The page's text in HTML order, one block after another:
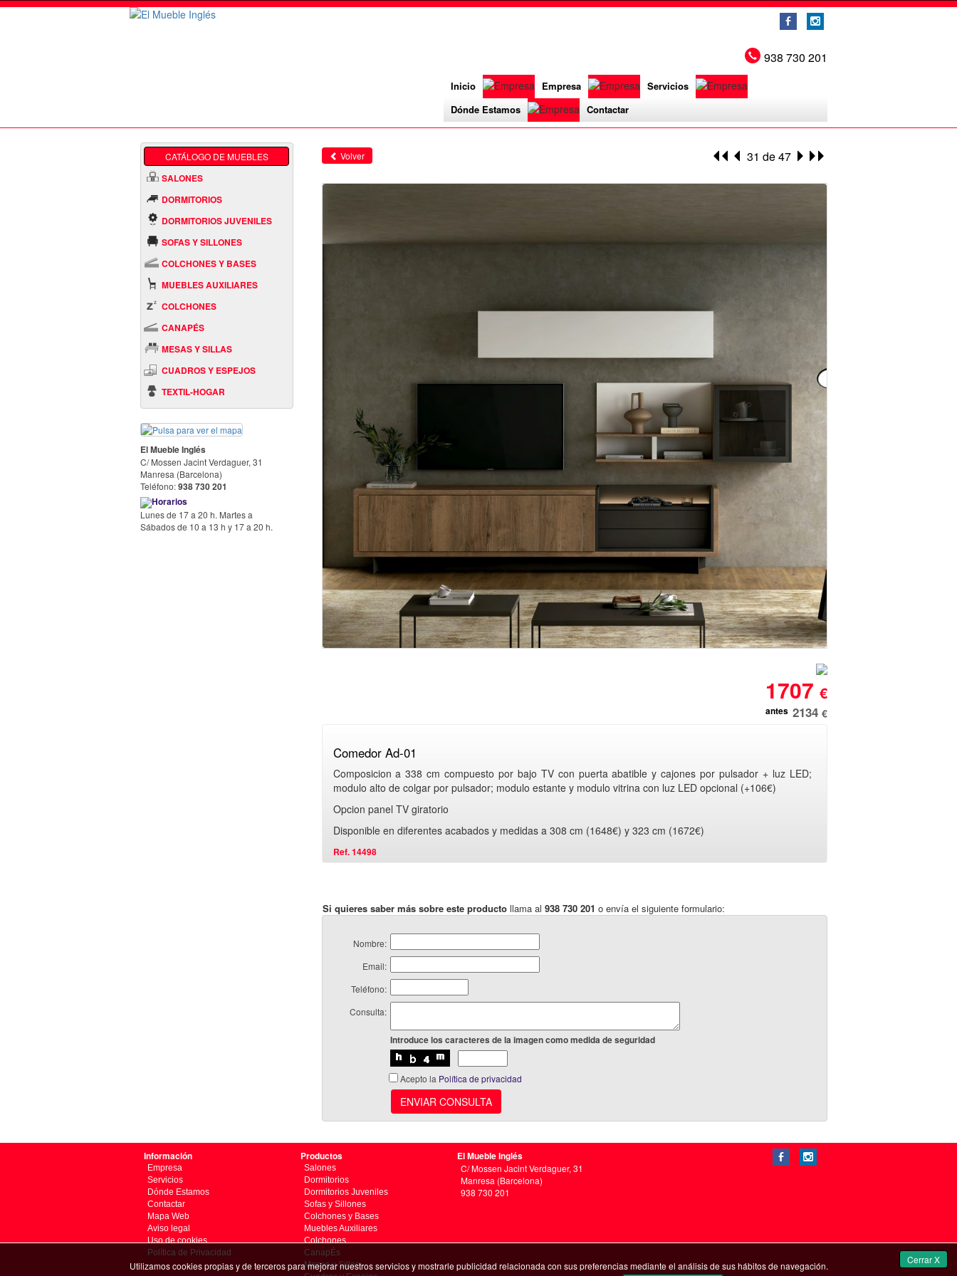
b x
938 730 201
Inicio Empresa
Servicios
Dónde Estamos
Contactar
CATÁLOGO DE MUEBLES
SALONES
DORMITORIOS
DORMITORIOS JUVENILES
SOFAS Y SILLONES
COLCHONES Y BASES
MUEBLES AUXILIARES
COLCHONES
CANAPÉS
MESAS Y SILLAS
CUADROS Y ESPEJOS
TEXTIL-HOGAR
El Mueble Inglés
C/ Mossen Jacint Verdaguer, 31
Manresa (Barcelona)
Teléfono:938 730 201
Horarios
Lunes de 17 a 20 h. Martes a
Sábados de 10 a 13 h y 17 a 20 h.
31 de 47
Volver
1707 €
antes 2134 €
Comedor Ad-01
Composicion a 338 cm compuesto por bajo TV con puerta abatible y cajones por pulsador + luz LED;
modulo alto de colgar por pulsador; modulo estante y modulo vitrina con luz LED opcional (+106€)
Opcion panel TV giratorio
Disponible en diferentes acabados y medidas a 308 cm (1648€) y 323 cm (1672€)
Ref. 14498
Si quieres saber más sobre este producto llama al 938 730 201 o envía el siguiente formulario:
Nombre:
Email:
Teléfono:
Consulta:
Introduce los caracteres de la imagen como medida de seguridad
Acepto la Política de privacidad
ENVIAR CONSULTA
Información
Empresa
Servicios
Dónde Estamos
Contactar
Mapa Web
Aviso legal
Uso de cookies
Política de Privacidad
Productos
Salones
Dormitorios
Dormitorios Juveniles
Sofas y Sillones
Colchones y Bases
Muebles Auxiliares
Colchones
CanapÉs
Mesas y Sillas
El Mueble Inglés
C/ Mossen Jacint Verdaguer, 31
Manresa (Barcelona)
938 730 201
b x
Cerrar X
Utilizamos cookies propias y de terceros para mejorar nuestros servicios y mostrarle publicidad relacionada con sus preferencias mediante el análisis de sus hábitos de navegación.